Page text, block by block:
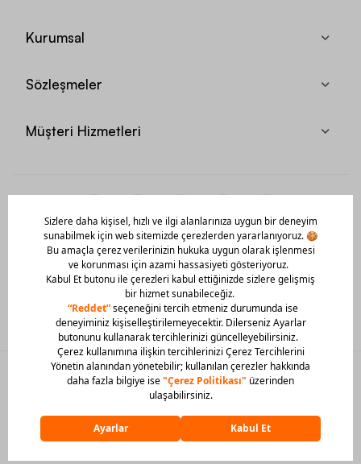
Kurumsal
Sözleşmeler
Müşteri Hizmetleri
Mobil Uygulamamızı Hemen İndir!
© 2026 Barcin Tüm Hakları Saklıdır
Sitedeki görsel materyaller izinsiz kullanılamaz.